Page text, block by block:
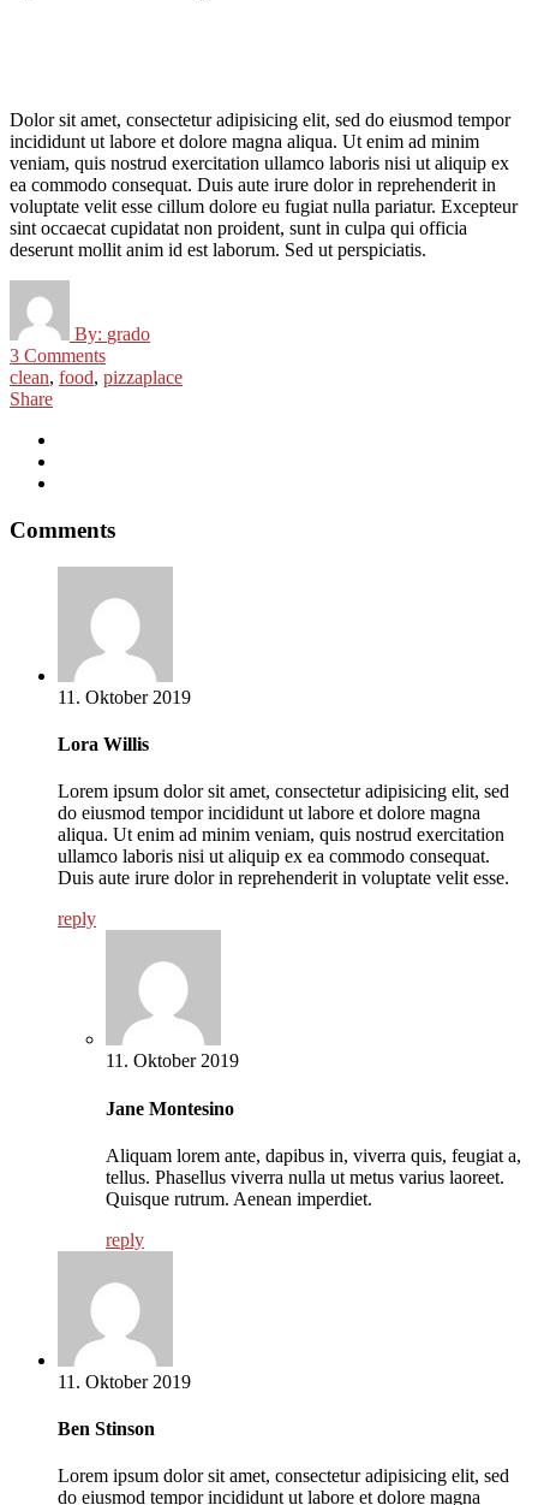
Dolor sit amet, consectetur adipisicing elit, sed do eiusmod tempor
incididunt ut labore et dolore magna aliqua. Ut enim ad minim
veniam, quis nostrud exercitation ullamco laboris nisi ut aliquip ex
ea commodo consequat. Duis aute irure dolor in reprehenderit in
voluptate velit esse cillum dolore eu fugiat nulla pariatur. Excepteur
sint occaecat cupidatat non proident, sunt in culpa qui officia
deserunt mollit anim id est laborum. Sed ut perspiciatis.
By: grado
3 Comments
clean, food, pizzaplace
Share
Comments
11. Oktober 2019
Lora Willis
Lorem ipsum dolor sit amet, consectetur adipisicing elit, sed
do eiusmod tempor incididunt ut labore et dolore magna
aliqua. Ut enim ad minim veniam, quis nostrud exercitation
ullamco laboris nisi ut aliquip ex ea commodo consequat.
Duis aute irure dolor in reprehenderit in voluptate velit esse.
reply
11. Oktober 2019
Jane Montesino
Aliquam lorem ante, dapibus in, viverra quis, feugiat a,
tellus. Phasellus viverra nulla ut metus varius laoreet.
Quisque rutrum. Aenean imperdiet.
reply
11. Oktober 2019
Ben Stinson
Lorem ipsum dolor sit amet, consectetur adipisicing elit, sed
do eiusmod tempor incididunt ut labore et dolore magna